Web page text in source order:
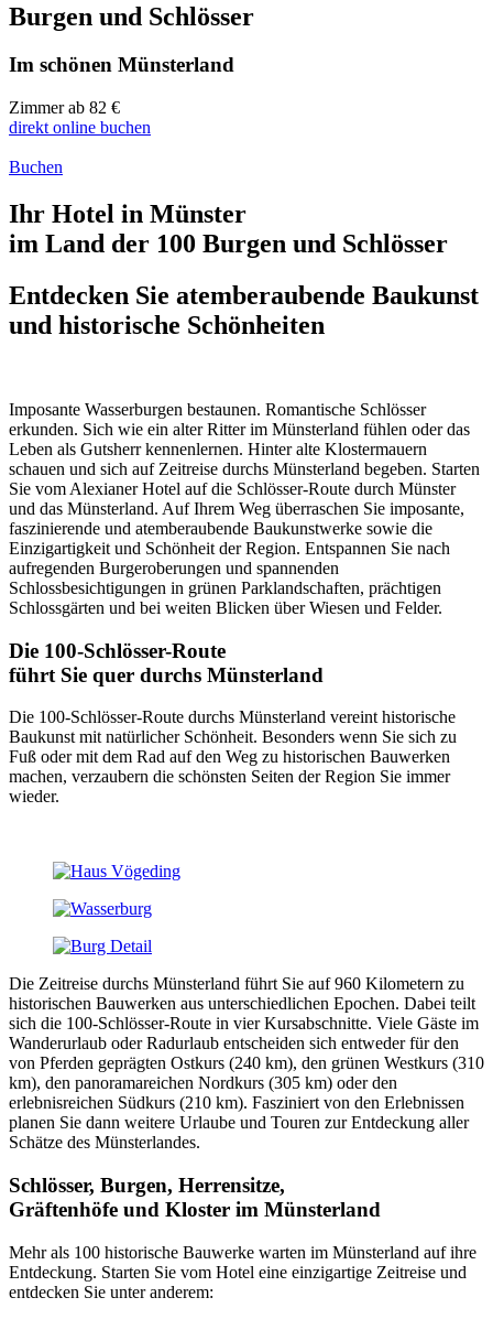
Burgen und Schlösser
Im schönen Münsterland
Zimmer ab 82 €
direkt online buchen
Buchen
Ihr Hotel in Münster
im Land der 100 Burgen und Schlösser
Entdecken Sie atemberaubende Baukunst
und historische Schönheiten
Imposante Wasserburgen bestaunen. Romantische Schlösser
erkunden. Sich wie ein alter Ritter im Münsterland fühlen oder das
Leben als Gutsherr kennenlernen. Hinter alte Klostermauern
schauen und sich auf Zeitreise durchs Münsterland begeben. Starten
Sie vom Alexianer Hotel auf die Schlösser-Route durch Münster
und das Münsterland. Auf Ihrem Weg überraschen Sie imposante,
faszinierende und atemberaubende Baukunstwerke sowie die
Einzigartigkeit und Schönheit der Region. Entspannen Sie nach
aufregenden Burgeroberungen und spannenden
Schlossbesichtigungen in grünen Parklandschaften, prächtigen
Schlossgärten und bei weiten Blicken über Wiesen und Felder.
Die 100-Schlösser-Route
führt Sie quer durchs Münsterland
Die 100-Schlösser-Route durchs Münsterland vereint historische
Baukunst mit natürlicher Schönheit. Besonders wenn Sie sich zu
Fuß oder mit dem Rad auf den Weg zu historischen Bauwerken
machen, verzaubern die schönsten Seiten der Region Sie immer
wieder.
Die Zeitreise durchs Münsterland führt Sie auf 960 Kilometern zu
historischen Bauwerken aus unterschiedlichen Epochen. Dabei teilt
sich die 100-Schlösser-Route in vier Kursabschnitte. Viele Gäste im
Wanderurlaub oder Radurlaub entscheiden sich entweder für den
von Pferden geprägten Ostkurs (240 km), den grünen Westkurs (310
km), den panoramareichen Nordkurs (305 km) oder den
erlebnisreichen Südkurs (210 km). Fasziniert von den Erlebnissen
planen Sie dann weitere Urlaube und Touren zur Entdeckung aller
Schätze des Münsterlandes.
Schlösser, Burgen, Herrensitze,
Gräftenhöfe und Kloster im Münsterland
Mehr als 100 historische Bauwerke warten im Münsterland auf ihre
Entdeckung. Starten Sie vom Hotel eine einzigartige Zeitreise und
entdecken Sie unter anderem: